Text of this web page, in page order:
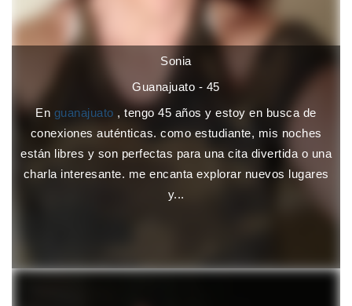
Sonia
Guanajuato - 45
En guanajuato , tengo 45 años y estoy en busca de
conexiones auténticas. como estudiante, mis noches
están libres y son perfectas para una cita divertida o una
charla interesante. me encanta explorar nuevos lugares
y...